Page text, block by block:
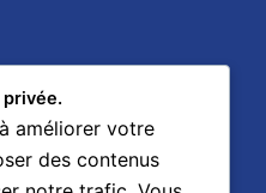
améliorer votre
des contenus